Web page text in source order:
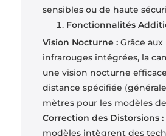
sensibles ou de haute
Fonctionnalités
Vision Nocturne :Grâce aux
infrarouges intégrées, la
une vision nocturne
distance spécifiée
mètres pour les modèles
Correction des Distorsions :
modèles intègrent des